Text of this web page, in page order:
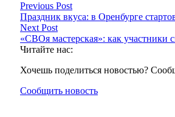
Previous Post
Праздник вкуса: в Оренбурге
Next Post
«СВОя мастерская»: как участники
Читайте нас:
Хочешь поделиться новостью?
Сообщить новость